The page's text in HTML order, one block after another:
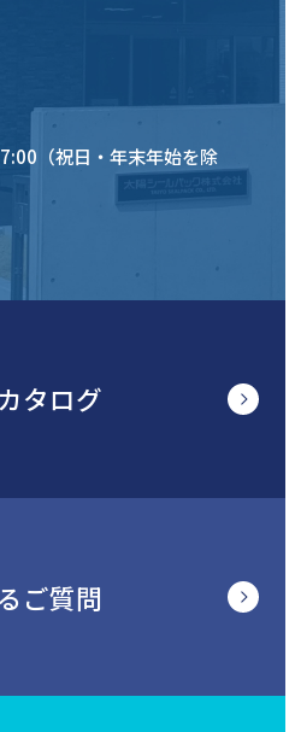
（祝日・年末年始を除
タログ
ご質問